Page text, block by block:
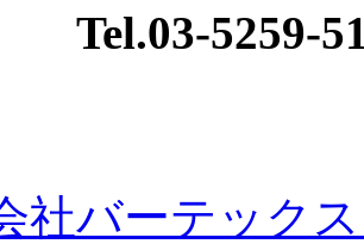
5259-
社バーテック